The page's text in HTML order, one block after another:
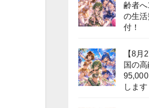
齢者
の生
付！
【8月
国の
します